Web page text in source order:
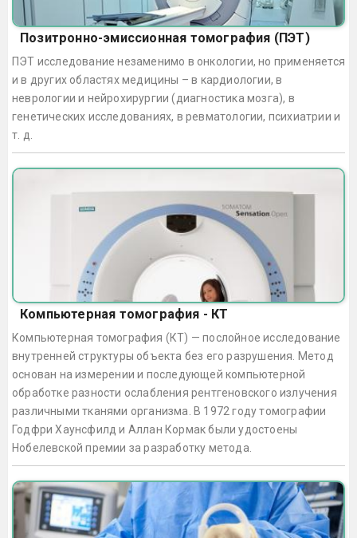
Позитронно-эмиссионная томография (ПЭТ)
ПЭТ исследование незаменимо в онкологии, но применяется
и в других областях медицины – в кардиологии, в
неврологии и нейрохирургии (диагностика мозга), в
генетических исследованиях, в ревматологии, психиатрии и
т. д.
Компьютерная томография - КТ
Компьютерная томография (КТ) — послойное исследование
внутренней структуры объекта без его разрушения. Метод
основан на измерении и последующей компьютерной
обработке разности ослабления рентгеновского излучения
различными тканями организма. В 1972 году томографии
Годфри Хаунсфилд и Аллан Кормак были удостоены
Нобелевской премии за разработку метода.